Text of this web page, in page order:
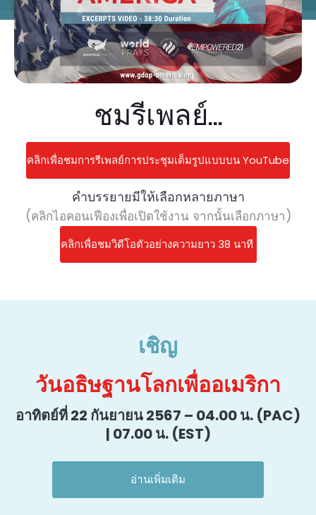
ชมรีเพลย์...
คลิกเพื่อชมการรีเพลย์การประชุมเต็มรูปแบบบน YouTube
คำบรรยายมีให้เลือกหลายภาษา
(คลิกไอคอนเฟืองเพื่อเปิดใช้งาน จากนั้นเลือกภาษา)
คลิกเพื่อชมวิดีโอตัวอย่างความยาว 38 นาที
เชิญ
วันอธิษฐานโลกเพื่ออเมริกา
อาทิตย์ที่ 22 กันยายน 2567 – 04.00 น. (PAC)
| 07.00 น. (EST)
อ่านเพิ่มเติม